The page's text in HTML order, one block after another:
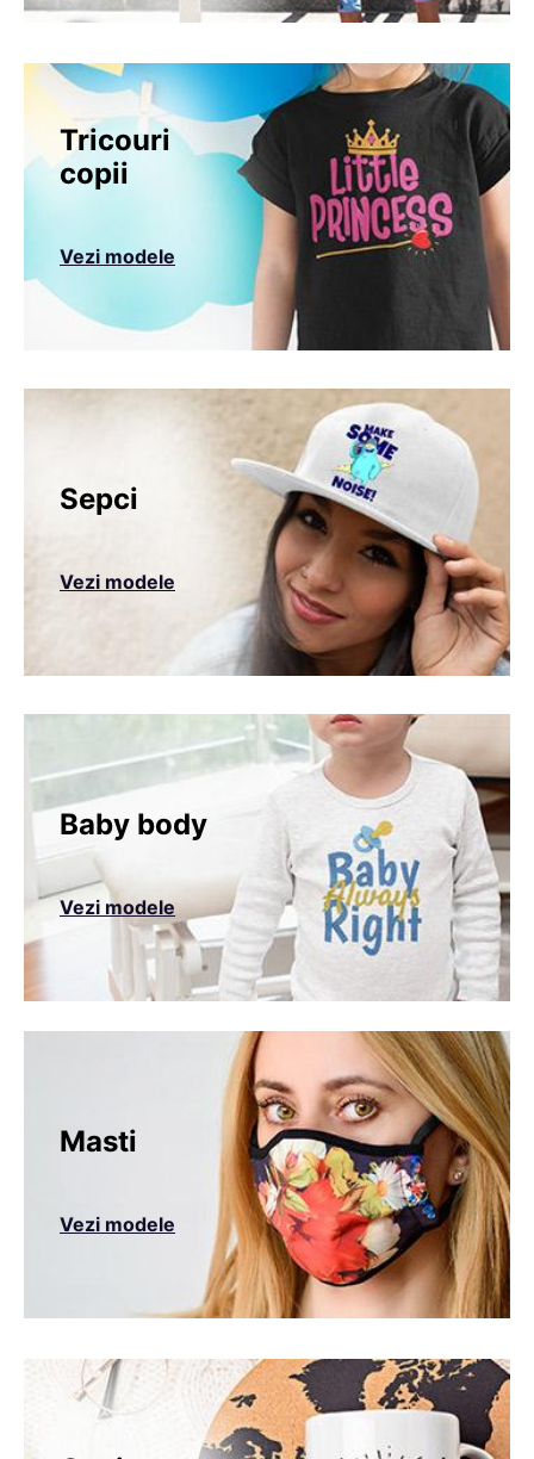
Tricouri
copii
Vezi modele
Sepci
Vezi modele
Baby body
Vezi modele
Masti
Vezi modele